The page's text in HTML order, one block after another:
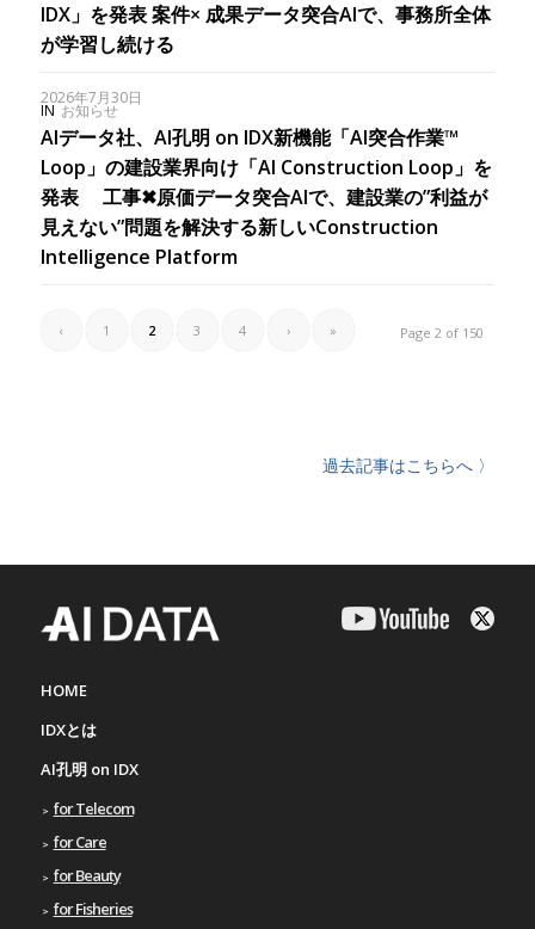
IDX」を発表 案件× 成果データ突合AIで、事務所全体
が学習し続ける
2026年7月30日
IN お知らせ
AIデータ社、AI孔明 on IDX新機能「AI突合作業™︎
Loop」の建設業界向け「AI Construction Loop」を
発表 工事✖︎原価データ突合AIで、建設業の”利益が
見えない”問題を解決する新しいConstruction
Intelligence Platform
Page 2 of 150
‹ 1 2 3 4 › »
過去記事はこちらへ 〉
HOME
IDXとは
AI孔明 on IDX
for Telecom
for Care
for Beauty
for Fisheries